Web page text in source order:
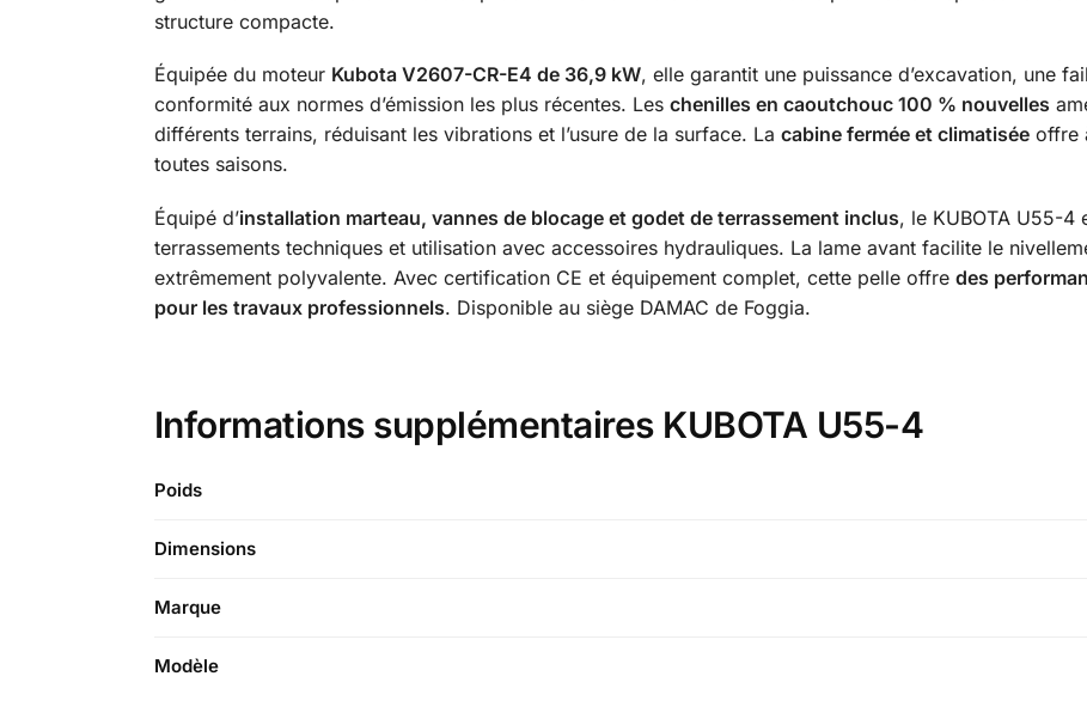
structure compacte.
Équipée du moteur Kubota V2607-CR-E4 de 36,9 kW, elle garantit une puissance d’excavation, une
conformité aux normes d’émission les plus récentes. Les chenilles en caoutchouc 100 % nouvelles
différents terrains, réduisant les vibrations et l’usure de la surface. La cabine fermée et climatiséeoffre
toutes saisons.
Équipé d’installation marteau, vannes de blocage et godet de terrassement inclus, le KUBOTA U55-4
terrassements techniques et utilisation avec accessoires hydrauliques. La lame avant facilite le
extrêmement polyvalente. Avec certification CE et équipement complet, cette pelle offre des
pour les travaux professionnels. Disponible au siège DAMAC de Foggia.
Informations supplémentaires KUBOTA U55-4
Poids
Dimensions
Marque
Modèle